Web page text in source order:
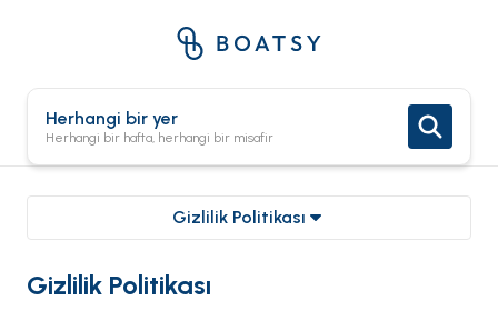
Herhangi bir yer
Herhangi bir hafta, herhangi bir misafir
Gizlilik Politikası
Gizlilik Politikası